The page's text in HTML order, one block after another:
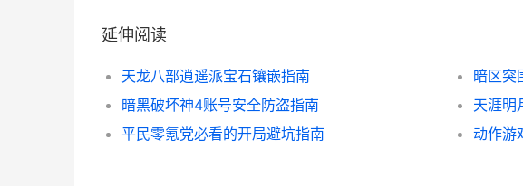
延伸阅读
天龙八部逍遥派宝石镶嵌指南
暗区突
暗黑破坏神4账号安全防盗指南
天涯明
平民零氪党必看的开局避坑指南
动作游